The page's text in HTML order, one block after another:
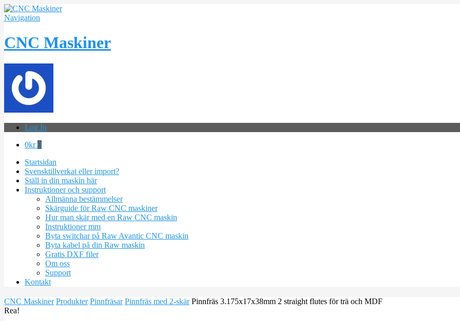
Navigation
CNC Maskiner
Log In
0kr 0
Startsidan
Svensktillverkat eller import?
Ställ in din maskin här
Instruktioner och support
Allmänna bestämmelser
Skärguide för Raw CNC maskiner
Hur man skär med en Raw CNC maskin
Instruktioner mm
Byta switchar på Raw Avantic CNC maskin
Byta kabel på din Raw maskin
Gratis DXF filer
Om oss
Support
Kontakt
CNC Maskiner Produkter Pinnfräsar Pinnfräs med 2-skär Pinnfräs 3.175x17x38mm 2 straight flutes för trä och MDF
Rea!